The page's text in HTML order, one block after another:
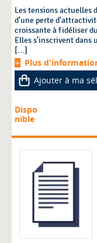
Les tensions actuelles
d'une perte
croissante à fidéliser
Elles s'inscrivent dans
[...]
Plus
Ajouter à ma
Dispo
nible